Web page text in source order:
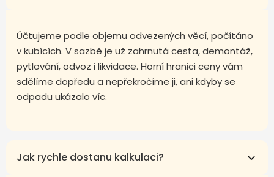
Účtujeme podle objemu odvezených věcí, počítáno
v kubících. V sazbě je už zahrnutá cesta, demontáž,
pytlování, odvoz i likvidace. Horní hranici ceny vám
sdělíme dopředu a nepřekročíme ji, ani kdyby se
odpadu ukázalo víc.
Jak rychle dostanu kalkulaci?